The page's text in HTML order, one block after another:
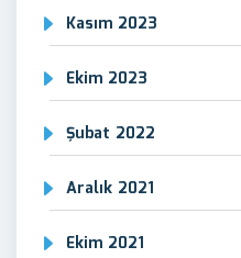
Kasım 2023
Ekim 2023
Şubat 2022
Aralık 2021
Ekim 2021